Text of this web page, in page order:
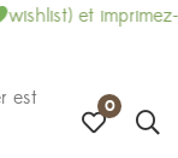
et imprimez-là
est
0